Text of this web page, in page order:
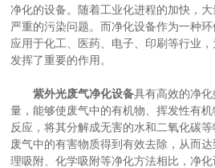
净化的设备。随着工业化进程的加快，
严重的污染问题。而净化设备作为一种
应用于化工、医药、电子、印刷等行业
发挥了重要的作用。
紫外光废气净化设备具有高效的净
量，能够使废气中的有机物、挥发性有
反应，将其分解成无害的水和二氧化碳等
废气中的有害物质得到有效去除，从而
理吸附、化学吸附等净化方法相比，净